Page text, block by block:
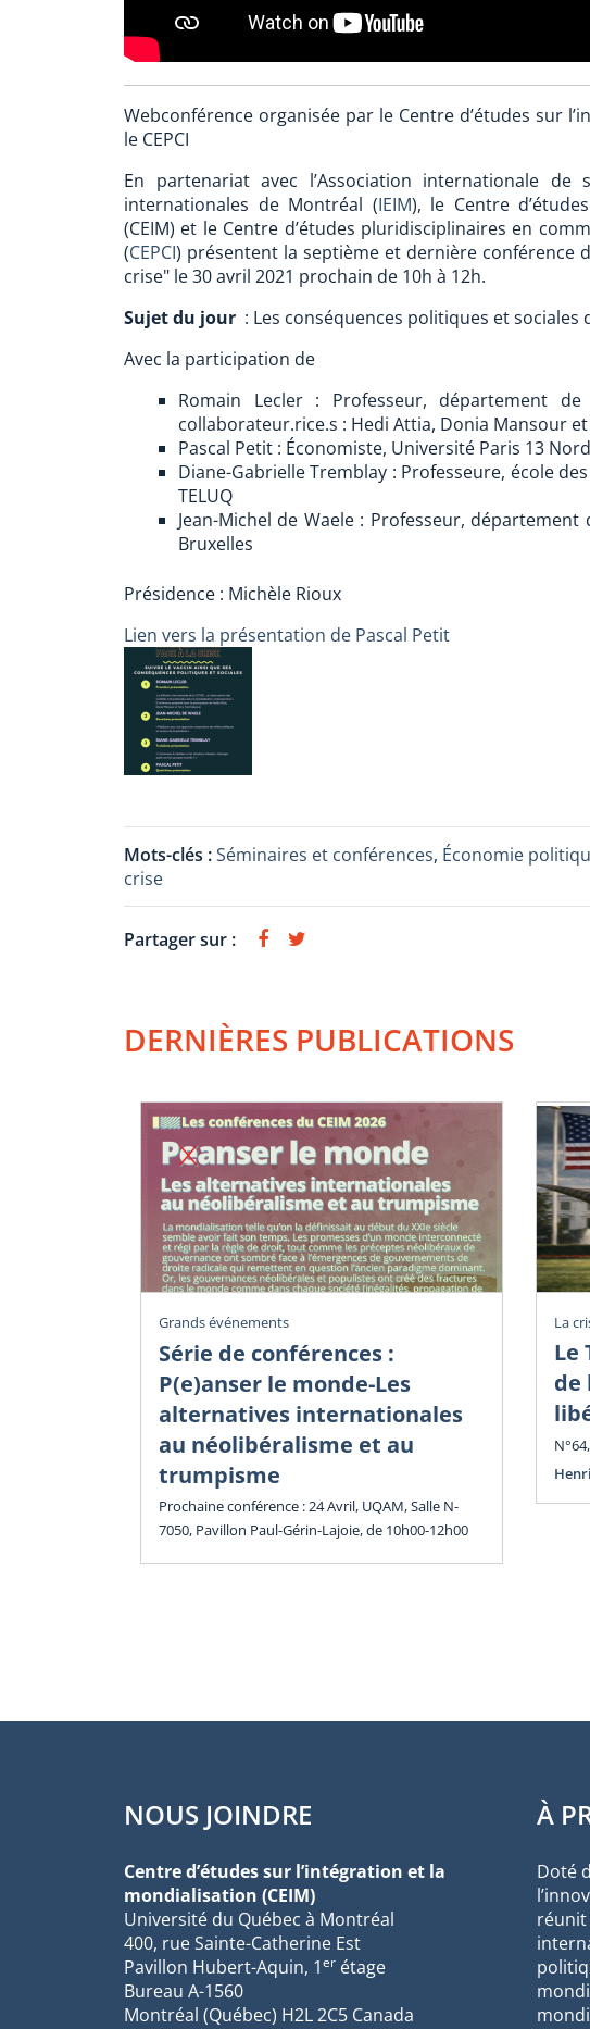
Webconférence organisée par le Centre d’études sur
le CEPCI
En partenariat avec l’Association internationale de
internationales de Montréal (IEIM), le Centre
(CEIM) et le Centre d’études pluridisciplinaires en
(CEPCI) présentent la septième et dernière conférence
crise" le 30 avril 2021 prochain de 10h à 12h.
Sujet du jour : Les conséquences politiques et sociales
Avec la participation de
Romain Lecler : Professeur, département
collaborateur.rice.s : Hedi Attia, Donia Mansour
Pascal Petit : Économiste, Université Paris 13 Nord
Diane-Gabrielle Tremblay : Professeure, école
TELUQ
Jean-Michel de Waele : Professeur,
Bruxelles
Présidence : Michèle Rioux
Lien vers la présentation de Pascal Petit
Mots-clés :Séminaires et conférences, Économie
crise
Partager sur :
DERNIÈRES PUBLICATIONS
Grands événements
Série de conférences :
P(e)anser le monde-Les
alternatives internationales
au néolibéralisme et au
trumpisme
Prochaine conférence : 24 Avril, UQAM, Salle N-
7050, Pavillon Paul-Gérin-Lajoie, de 10h00-12h00
La
Le
de
NOUS JOINDRE
Centre d’études sur l’intégration et la
mondialisation (CEIM)
Université du Québec à Montréal
400, rue Sainte-Catherine Est
Pavillon Hubert-Aquin, 1er étage
Bureau A-1560
Montréal (Québec) H2L 2C5 Canada
À
Doté
réunit